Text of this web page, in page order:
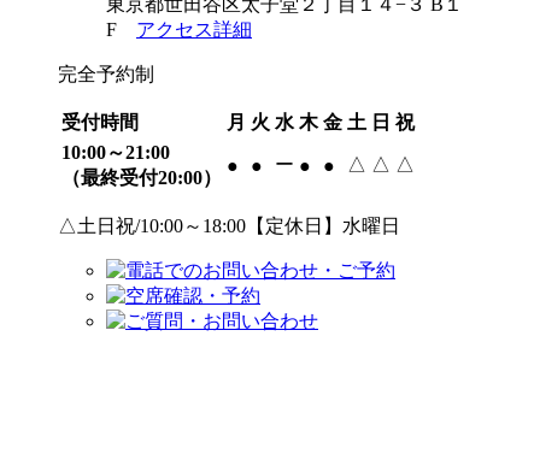
F アクセス詳細
完全予約制
受付時間 月 火 水 木 金 土 日 祝
10:00～21:00
（最終受付20:00）
● ● ー ● ● △ △ △
△土日祝/10:00～18:00【定休日】水曜日